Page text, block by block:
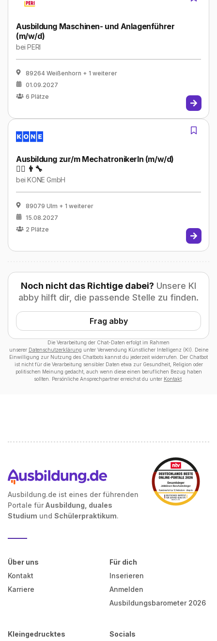
Ausbildung Maschinen- und Anlagenführer
(m/w/d)
beiPERI
89264 Weißenhorn + 1 weiterer
01.09.2027
6 Plätze
Ausbildung zur/m MechatronikerIn (m/w/d)
👷‍♀️ 👨‍🔧
beiKONE GmbH
89079 Ulm + 1 weiterer
15.08.2027
2 Plätze
Noch nicht das Richtige dabei? Unsere KI
abby hilft dir, die passende Stelle zu finden.
Frag abby
Die Verarbeitung der Chat-Daten erfolgt im Rahmen
unserer Datenschutzerklärung unter Verwendung Künstlicher Intelligenz (KI). Deine
Einwilligung zur Nutzung des Chatbots kannst du jederzeit widerrufen. Der Chatbot
ist nicht für die Verarbeitung sensibler Daten etwa zur Gesundheit, Religion oder
politischen Meinung gedacht, auch wenn diese einen beruflichen Bezug haben
sollten. Persönliche Ansprechpartner erreichst du unter Kontakt
Ausbildung.de ist eines der führenden
Portale für Ausbildung, duales
Studium und Schülerpraktikum.
Über uns
Kontakt
Karriere
Für dich
Inserieren
Anmelden
Ausbildungsbarometer 2026
Kleingedrucktes Socials